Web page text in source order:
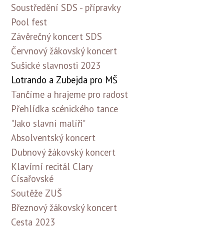
Soustředění SDS - přípravky
Pool fest
Závěrečný koncert SDS
Červnový žákovský koncert
Sušické slavnosti 2023
Lotrando a Zubejda pro MŠ
Tančíme a hrajeme pro radost
Přehlídka scénického tance
"Jako slavní malíři"
Absolventský koncert
Dubnový žákovský koncert
Klavírní recitál Clary
Císařovské
Soutěže ZUŠ
Březnový žákovský koncert
Cesta 2023